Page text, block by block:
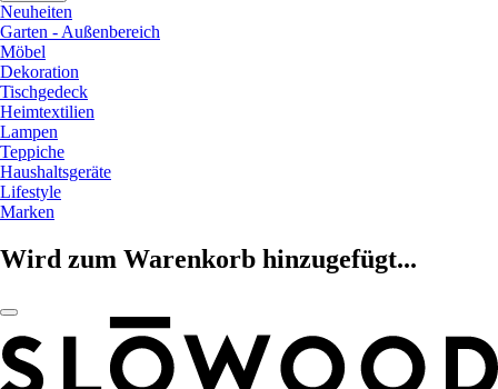
Neuheiten
Garten - Außenbereich
Möbel
Dekoration
Tischgedeck
Heimtextilien
Lampen
Teppiche
Haushaltsgeräte
Lifestyle
Marken
Wird zum Warenkorb hinzugefügt...